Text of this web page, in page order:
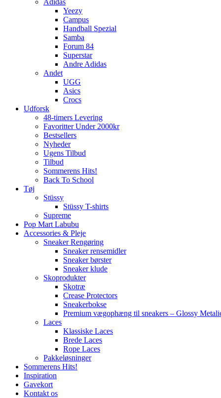
Yeezy
Campus
Handball Spezial
Samba
Forum 84
Superstar
Andre Adidas
Andet
UGG
Asics
Crocs
Udforsk
48-timers Levering
Favoritter Under 2000kr
Bestsellers
Nyheder
Ugens Tilbud
Tilbud
Sommerens Hits!
Back To School
Tøj
Stüssy
Stüssy T-shirts
Supreme
Pop Mart Labubu
Accessories & Pleje
Sneaker Rengøring
Sneaker rensemidler
Sneaker børster
Sneaker klude
Skoprodukter
Skotræ
Crease Protectors
Sneakerbokse
Premium vægophæng til sneakers – Glossy
Laces
Klassiske Laces
Brede Laces
Rope Laces
Pakkeløsninger
Sommerens Hits!
Inspiration
Gavekort
Kontakt os